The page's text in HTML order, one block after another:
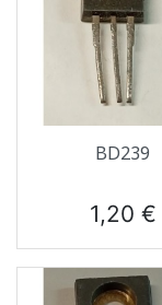
BD239
Prix
1,20 €